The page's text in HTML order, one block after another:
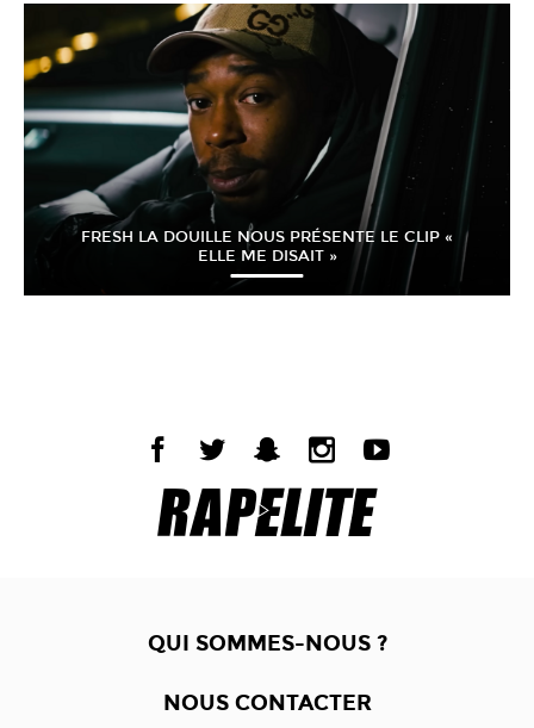
FRESH LA DOUILLE NOUS PRÉSENTE LE CLIP «
ELLE ME DISAIT »
QUI SOMMES-NOUS ?
NOUS CONTACTER